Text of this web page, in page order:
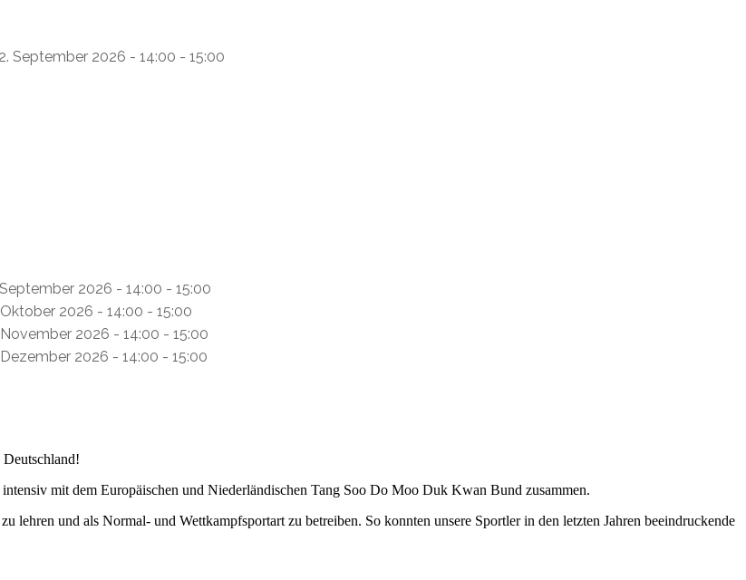
September 2026 - 14:00 - 15:00
2026 - 14:00 - 15:00
2026 - 14:00 - 15:00
2026 - 14:00 - 15:00
2026 - 14:00 - 15:00
mit dem Europäischen und Niederländischen Tang Soo Do Moo Duk Kwan Bund zusammen.
lehren und als Normal- und Wettkampfsportart zu betreiben. So konnten unsere Sportler in den letzten Jahren beeindruckende